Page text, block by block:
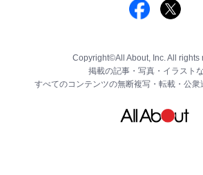
Copyright©All About, Inc. All rights
掲載の記事・写真・イラストな
すべてのコンテンツの無断複写・転載・公衆